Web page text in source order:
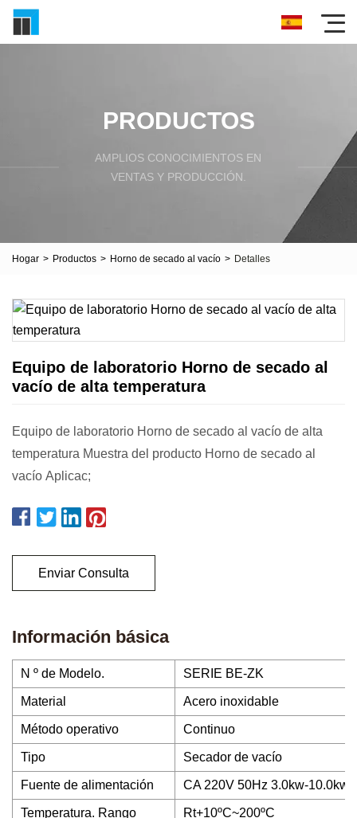
PRODUCTOS
AMPLIOS CONOCIMIENTOS EN
VENTAS Y PRODUCCIÓN.
Hogar > Productos > Horno de secado al vacío > Detalles
Equipo de laboratorio Horno de secado al
vacío de alta temperatura
Equipo de laboratorio Horno de secado al vacío de alta
temperatura Muestra del producto Horno de secado al
vacío Aplicac;
Enviar Consulta
Información básica
N º de Modelo. SERIE BE-ZK
Material Acero inoxidable
Método operativo Continuo
Tipo Secador de vacío
Fuente de alimentación CA 220V 50Hz 3.0kw-10.0kw
Temperatura. Rango Rt+10ºC~200ºC